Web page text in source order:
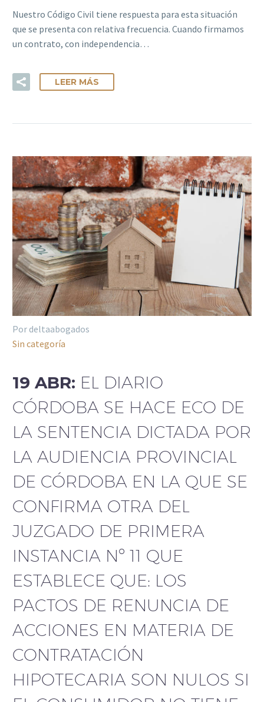
Nuestro Código Civil tiene respuesta para esta situación
que se presenta con relativa frecuencia. Cuando firmamos
un contrato, con independencia…
LEER MÁS
Por deltaabogados
Sin categoría
19 ABR: EL DIARIO
CÓRDOBA SE HACE ECO DE
LA SENTENCIA DICTADA POR
LA AUDIENCIA PROVINCIAL
DE CÓRDOBA EN LA QUE SE
CONFIRMA OTRA DEL
JUZGADO DE PRIMERA
INSTANCIA Nº 11 QUE
ESTABLECE QUE: LOS
PACTOS DE RENUNCIA DE
ACCIONES EN MATERIA DE
CONTRATACIÓN
HIPOTECARIA SON NULOS SI